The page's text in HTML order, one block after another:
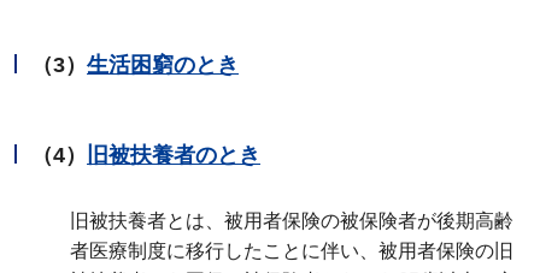
（3） 生活困窮のとき
（4） 旧被扶養者のとき
旧被扶養者とは、被用者保険の被保険者が後期高齢
者医療制度に移行したことに伴い、被用者保険の旧